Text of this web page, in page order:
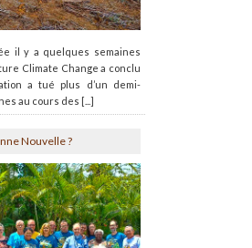
il y a quelques semaines
Climate Change a conclu
a tué plus d’un demi-
au cours des [...]
Nouvelle ?